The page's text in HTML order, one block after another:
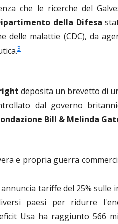
che le ricerche del
della Difesa
delle malattie (CDC), da
3
deposita un brevetto di
dal governo
Bill & Melinda
e propria guerra
tariffe del 25% sulle
paesi per ridurre
Usa ha raggiunto 566